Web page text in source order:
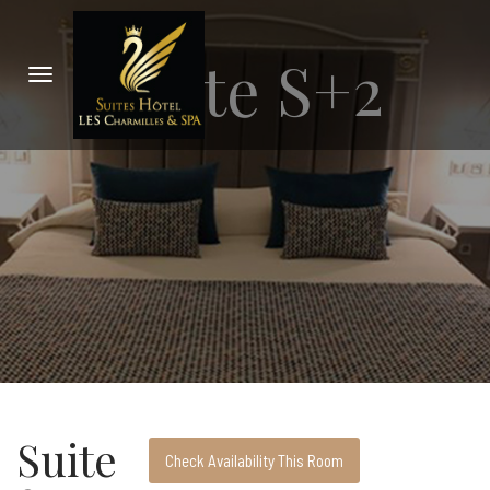
Suite S+2
Check Availability This Room
Suite